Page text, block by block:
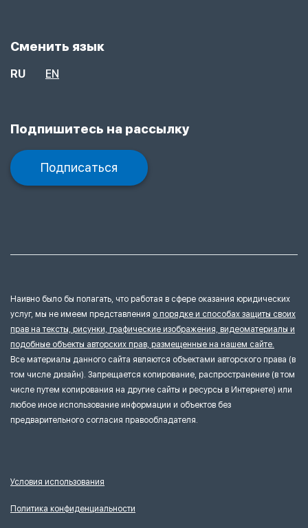
Сменить язык
RU EN
Подпишитесь на рассылку
Подписаться
Наивно было бы полагать, что работая в сфере оказания юридических
услуг, мы не имеем представления о порядке и способах защиты своих
прав на тексты, рисунки, графические изображения, видеоматериалы и
подобные объекты авторских прав, размещенные на нашем сайте.
Все материалы данного сайта являются объектами авторского права (в
том числе дизайн). Запрещается копирование, распространение (в том
числе путем копирования на другие сайты и ресурсы в Интернете) или
любое иное использование информации и объектов без
предварительного согласия правообладателя.
Условия использования
Политика конфиденциальности